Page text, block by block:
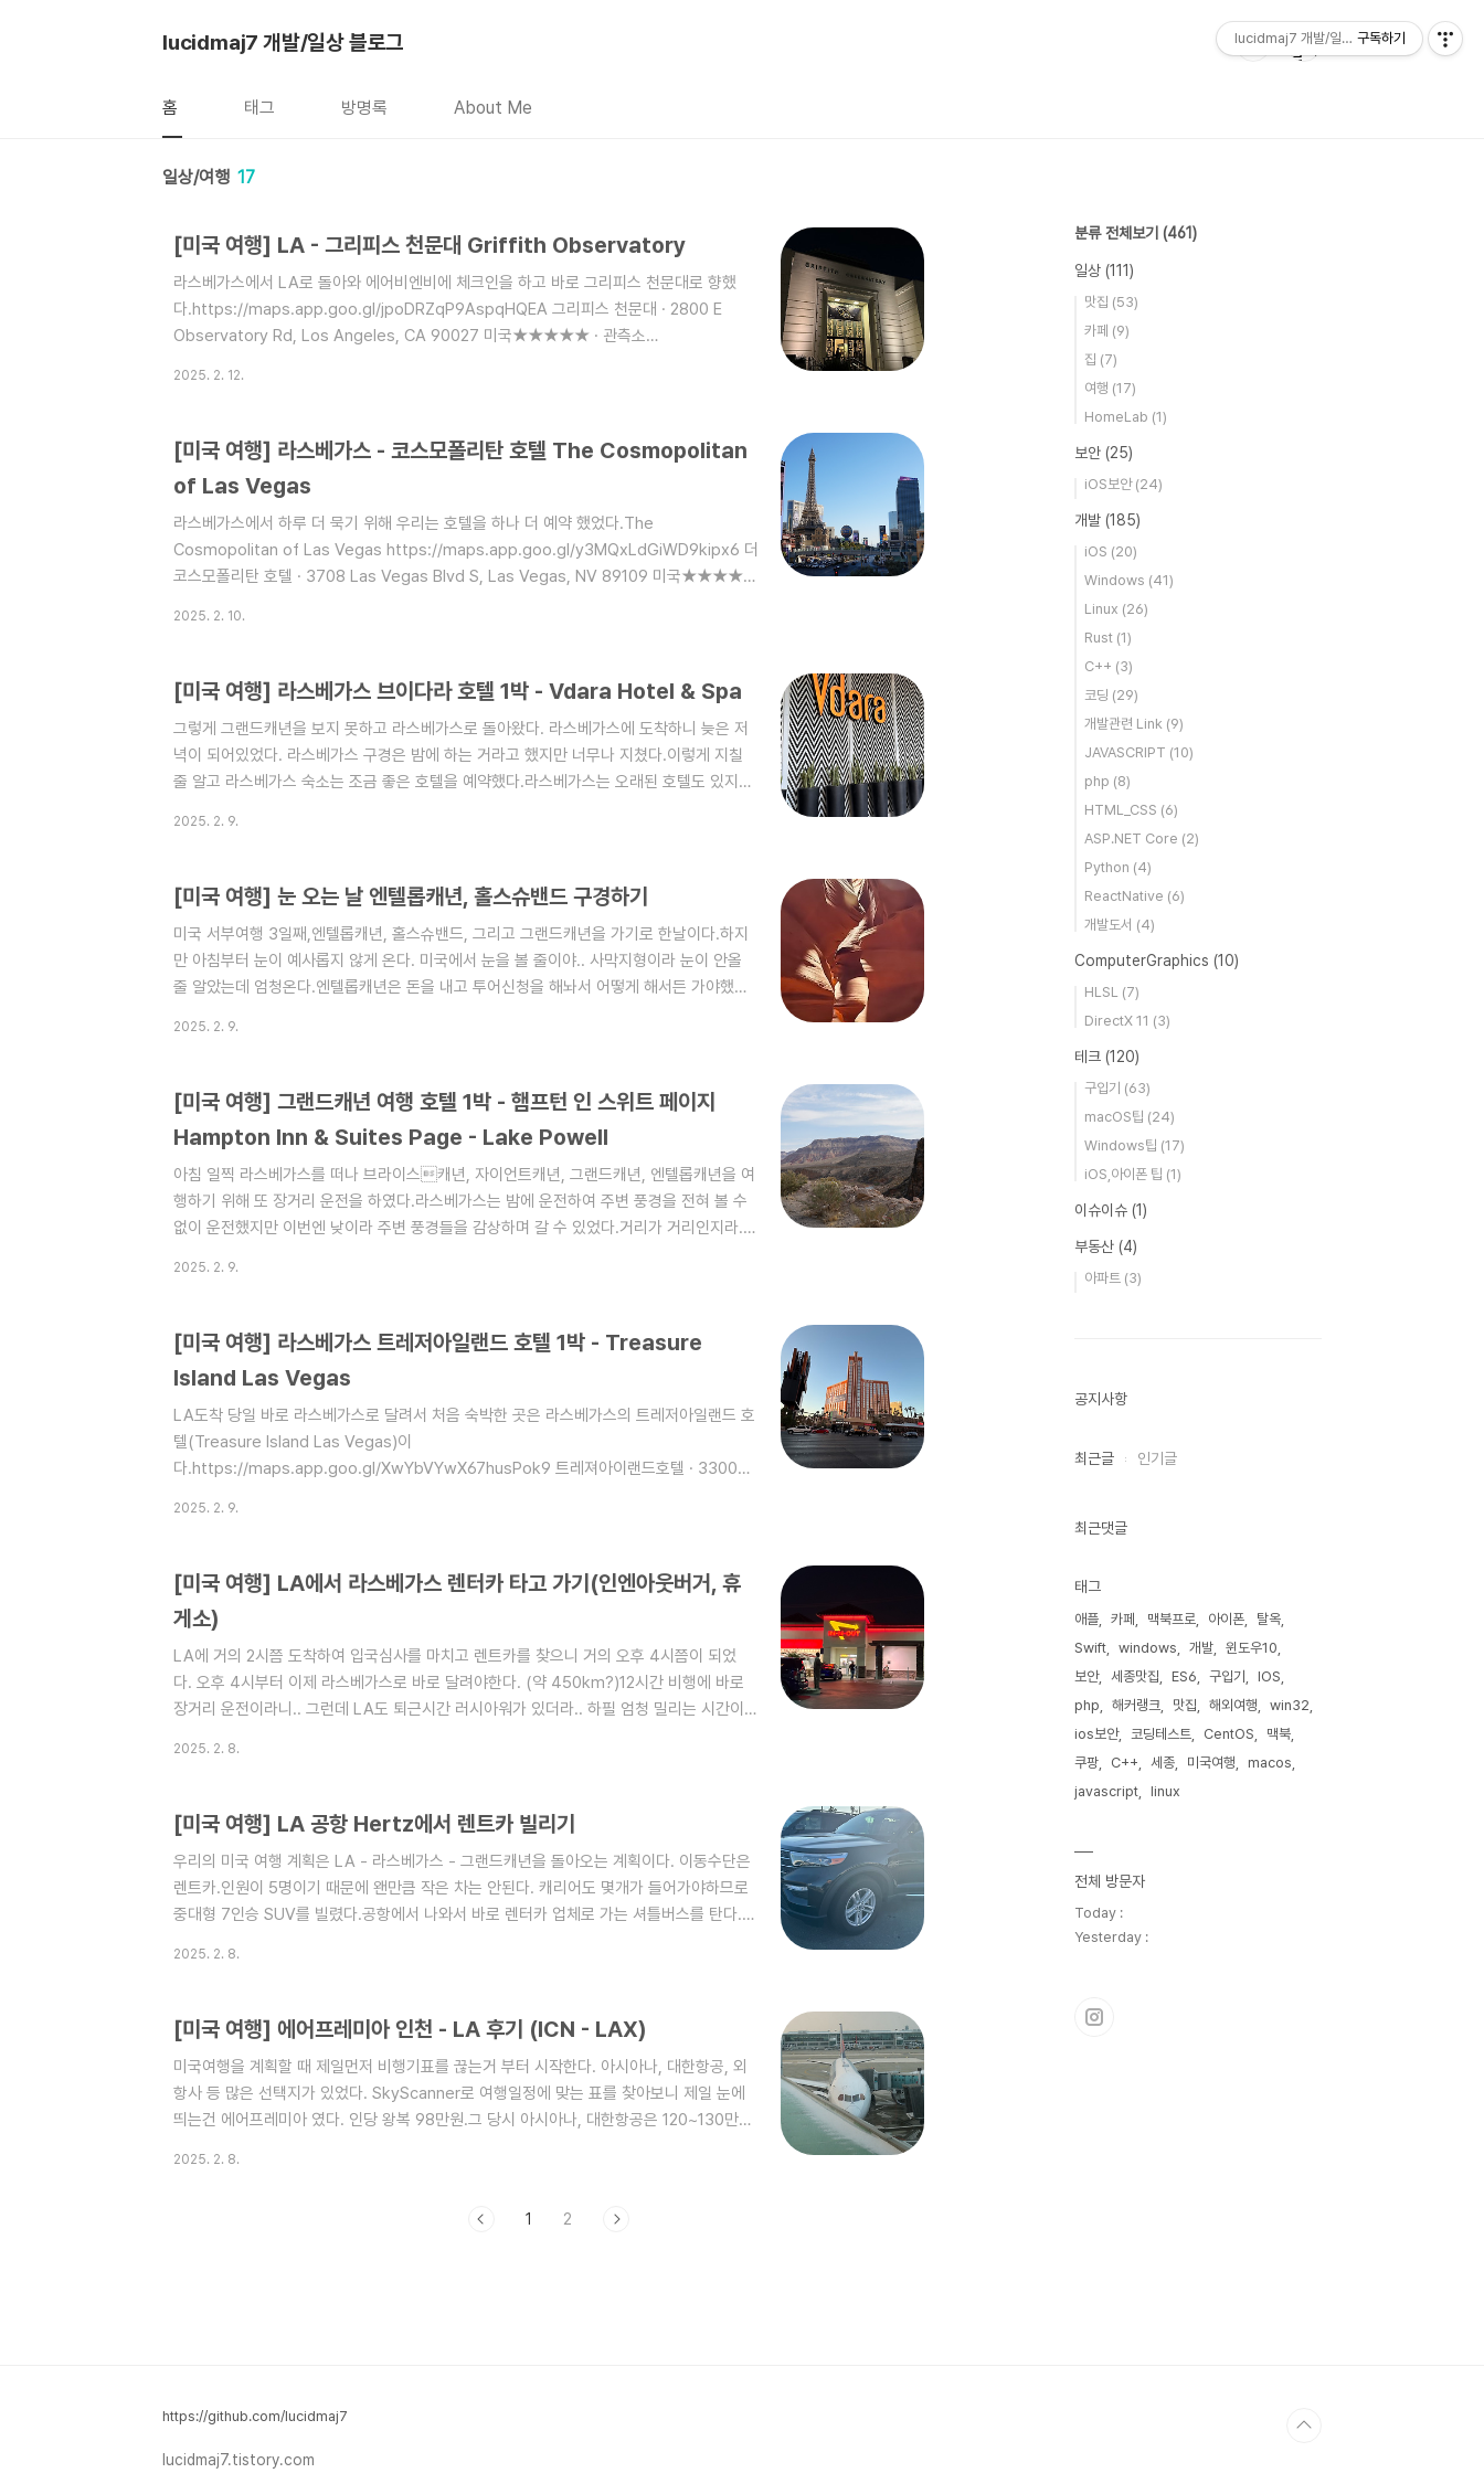
lucidmaj7 개발/일상 블로그
홈 태그 방명록 About Me
일상/여행 17
[미국 여행] LA - 그리피스 천문대 Griffith Observatory
라스베가스에서 LA로 돌아와 에어비엔비에 체크인을 하고 바로 그리피스 천문대로 향했
다.https://maps.app.goo.gl/jpoDRZqP9AspqHQEA 그리피스 천문대 · 2800 E
Observatory Rd, Los Angeles, CA 90027 미국★★★★★ · 관측소
는데 산불의 영향인지 비수기의 영향인지 어느정도 사람이 있는 수준이었다. 그리피스 천문
대 내부에는 여러가지 전시가 있었고 박물관도 있었지만 굳이 보진 않았..
2025. 2. 12.
[미국 여행] 라스베가스 - 코스모폴리탄 호텔 The Cosmopolitan
of Las Vegas
라스베가스에서 하루 더 묵기 위해 우리는 호텔을 하나 더 예약 했었다.The
Cosmopolitan of Las Vegas https://maps.app.goo.gl/y3MQxLdGiWD9kipx6 더
코스모폴리탄 호텔 · 3708 Las Vegas Blvd S, Las Vegas, NV 89109 미국★★★★★
되어 아리아 호텔에 넣어두었다.그래서 코스모폴리탄도 마찬가지일 것이라 생각하고 아리아
호텔로 다시 차를 끌고 들어갔다.하지만 왠걸?..
2025. 2. 10.
[미국 여행] 라스베가스 브이다라 호텔 1박 - Vdara Hotel & Spa
그렇게 그랜드캐년을 보지 못하고 라스베가스로 돌아왔다. 라스베가스에 도착하니 늦은 저
녁이 되어있었다. 라스베가스 구경은 밤에 하는 거라고 했지만 너무나 지쳤다.이렇게 지칠
줄 알고 라스베가스 숙소는 조금 좋은 호텔을 예약했다.라스베가스는 오래된 호텔도 있지만
아, 브이다라 코스모폴리탄, 벨라지오 호텔은 이어져있다.그중 아리아, 브이다라, 코스모폴
리탄이 신축급에 속한다.시설이 좋고 5성급이라 비싸지만 라스베가스는 평일에 호텔..
2025. 2. 9.
[미국 여행] 눈 오는 날 엔텔롭캐년, 홀스슈밴드 구경하기
미국 서부여행 3일째,엔텔롭캐년, 홀스슈밴드, 그리고 그랜드캐년을 가기로 한날이다.하지
만 아침부터 눈이 예사롭지 않게 온다. 미국에서 눈을 볼 줄이야.. 사막지형이라 눈이 안올
줄 알았는데 엄청온다.엔텔롭캐년은 돈을 내고 투어신청을 해놔서 어떻게 해서든 가야했다.
니 조심하자. 엔텔롭캐년 도착.여전히 눈이 쏟아지고 있다.걱정했지만 엔텔롭캐년은 동굴처
럼 되어있어 눈이 와도 상관이 없는 곳이었다. 가이드 아저씨가 사진이 잘나오도록 아이폰
세팅방법을 ..
2025. 2. 9.
[미국 여행] 그랜드캐년 여행 호텔 1박 - 햄프턴 인 스위트 페이지
Hampton Inn & Suites Page - Lake Powell
아침 일찍 라스베가스를 떠나 브라이스캐년, 자이언트캐년, 그랜드캐년, 엔텔롭캐년을 여
행하기 위해 또 장거리 운전을 하였다.라스베가스는 밤에 운전하여 주변 풍경을 전혀 볼 수
없이 운전했지만 이번엔 낮이라 주변 풍경들을 감상하며 갈 수 있었다.거리가 거리인지라..
인 & 스위트 페이지 - 레이크 파월 · 294 Sandhill Rd, Page, AZ 86040 미국
★★★★☆ · 호텔www.google.com햄프턴 인 스위트 페이..
2025. 2. 9.
[미국 여행] 라스베가스 트레저아일랜드 호텔 1박 - Treasure
Island Las Vegas
LA도착 당일 바로 라스베가스로 달려서 처음 숙박한 곳은 라스베가스의 트레저아일랜드 호
텔(Treasure Island Las Vegas)이
다.https://maps.app.goo.gl/XwYbVYwX67husPok9 트레져아이랜드호텔 · 3300
호텔은 잡지 않았고 가격이 싼 호텔 중 하나를 골랐다. 잠만 자고 갈꺼라 크게 중요하지 않은
숙소였다.트레저아일랜드 라스베가스는 무료주차를 할 수 있어 좋다.늦은 밤..
2025. 2. 9.
[미국 여행] LA에서 라스베가스 렌터카 타고 가기(인엔아웃버거, 휴
게소)
LA에 거의 2시쯤 도착하여 입국심사를 마치고 렌트카를 찾으니 거의 오후 4시쯤이 되었
다. 오후 4시부터 이제 라스베가스로 바로 달려야한다. (약 450km?)12시간 비행에 바로
장거리 운전이라니.. 그런데 LA도 퇴근시간 러시아워가 있더라.. 하필 엄청 밀리는 시간이었
실도 갈 수 있다. 우리는 LA근처의 인엔아웃버거에 들렀
다.https://maps.app.goo.gl/AqYfHohdsY2fqbpC8 In-N-Out Burger · 13850..
2025. 2. 8.
[미국 여행] LA 공항 Hertz에서 렌트카 빌리기
우리의 미국 여행 계획은 LA - 라스베가스 - 그랜드캐년을 돌아오는 계획이다. 이동수단은
렌트카.인원이 5명이기 때문에 왠만큼 작은 차는 안된다. 캐리어도 몇개가 들어가야하므로
중대형 7인승 SUV를 빌렸다.공항에서 나와서 바로 렌터카 업체로 가는 셔틀버스를 탄다.참
알아보자. 뒤 트렁크에는 큰 케리어 2개 작은케리어 2개를 넣어도 공간이 남았다.실내도 매
우 넓어 5명이 타도 충분했다.
2025. 2. 8.
[미국 여행] 에어프레미아 인천 - LA 후기 (ICN - LAX)
미국여행을 계획할 때 제일먼저 비행기표를 끊는거 부터 시작한다. 아시아나, 대한항공, 외
항사 등 많은 선택지가 있었다. SkyScanner로 여행일정에 맞는 표를 찾아보니 제일 눈에
띄는건 에어프레미아 였다. 인당 왕복 98만원.그 당시 아시아나, 대한항공은 120~130만원
민감하기 때문에 할말은 없었다. 비행기에 탑승하자 꽤 신식의 기체라는것이 눈에 띄었다.
2025. 2. 8.
1 2
분류 전체보기(461)
일상(111)
맛집 (53)
카페 (9)
집 (7)
여행 (17)
HomeLab (1)
보안(25)
iOS보안 (24)
개발(185)
iOS (20)
Windows (41)
Linux (26)
Rust (1)
C++ (3)
코딩 (29)
개발관련 Link (9)
JAVASCRIPT (10)
php (8)
HTML_CSS (6)
ASP.NET Core (2)
Python (4)
ReactNative (6)
개발도서 (4)
ComputerGraphics(10)
HLSL (7)
DirectX 11 (3)
테크(120)
구입기 (63)
macOS팁 (24)
Windows팁 (17)
iOS,아이폰 팁 (1)
이슈이슈(1)
부동산(4)
아파트 (3)
공지사항
최근글 인기글
최근댓글
태그
애플 카페 맥북프로 아이폰
탈옥
Swift
windows 개발
윈도우10
보안
세종맛집 ES6 구입기
IOS
php
해커랭크 맛집 해외여행
win32
ios보안
코딩테스트 CentOS
맥북
쿠팡
C++ 세종 미국여행
macos
javascript
linux
전체 방문자
Today :
Yesterday :
https://github.com/lucidmaj7
lucidmaj7.tistory.com
lucidmaj7 개발/일상 블로그
구독하기